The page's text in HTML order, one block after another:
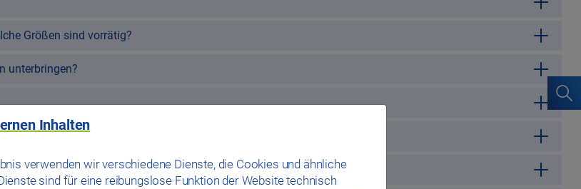
Größen sind vorrätig?
unterbringen?
vorhanden?
Inhalten
verwenden wir verschiedene Dienste, die Cookies und ähnliche
sind für eine reibungslose Funktion der Website technisch